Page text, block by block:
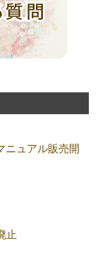
ニュアル販売開
止